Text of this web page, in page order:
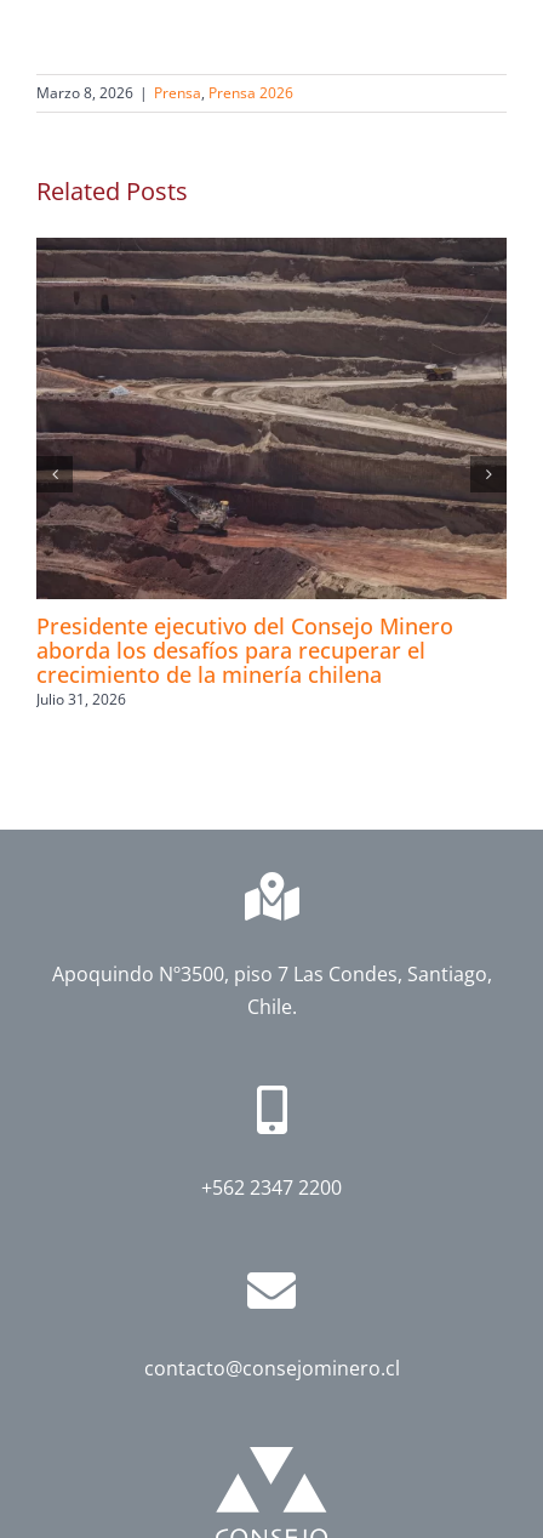
Marzo 8, 2026 | Prensa, Prensa 2026
Related Posts
Presidente ejecutivo del Consejo Minero
aborda los desafíos para recuperar el
crecimiento de la minería chilena
Julio 31, 2026
Apoquindo Nº3500, piso 7 Las Condes, Santiago,
Chile.
+562 2347 2200
contacto@consejominero.cl